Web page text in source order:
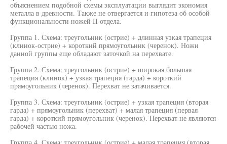
объяснением подобной схемы эксплуатации выглядит экономия
металла в древности. Также не отвергается и гипотеза об особой
функциональности ножей II отдела.
Группа 1. Схема: треугольник (острие) + длинная узкая трапеция
(клинок-острие) + короткий прямоугольник (черенок). Ножи
данной группы еще обладают заточкой на перехвате.
Группа 2. Схема: треугольник (острие) + широкая большая
трапеция (клинок) + узкая трапеция (гарда) + короткий
прямоугольник (черенок). Перехват не затачивается.
Группа 3. Схема: треугольник (острие) + узкая трапеция (вторая
гарда) + прямоугольник (перехват) + малая трапеция (первая
гарда) + короткий прямоугольник (черенок). Перехват не являются
рабочей частью ножа.